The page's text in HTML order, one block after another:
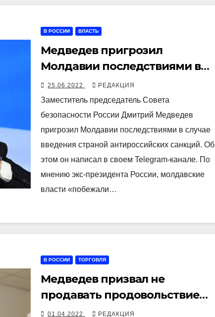
В РОССИИ ВЛАСТЬ
Медведев пригрозил
Молдавии последствиями в
случае поддержки санкций
против РФ
25.06.2022 РЕДАКЦИЯ
Заместитель председатель Совета
безопасности России Дмитрий Медведев
пригрозил Молдавии последствиями в случае
введения страной антироссийских санкций. Об
этом он написал в своем Telegram-канале. По
мнению экс-президента России, молдавские
власти «побежали…
В РОССИИ ТОРГОВЛЯ
Медведев призвал не
продавать продовольствие
«недругам» и не покупать его
01.04.2022 РЕДАКЦИЯ